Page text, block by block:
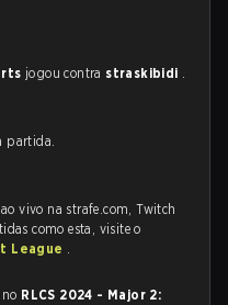
jogou contra straskibidi .
partida.
ao vivo na strafe.com, Twitch
como esta, visite o
League .
RLCS 2024 - Major 2: